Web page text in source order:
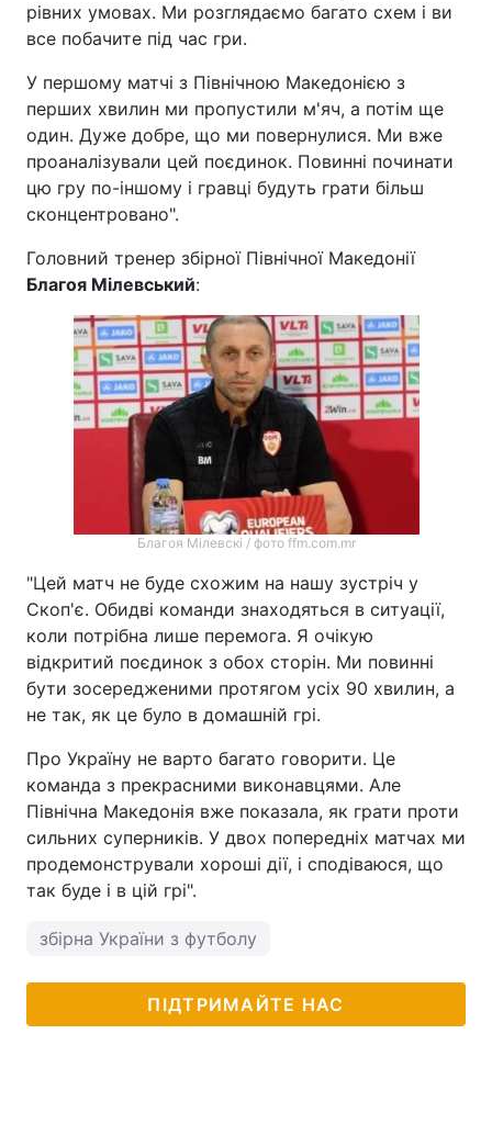
рівних умовах. Ми розглядаємо багато схем і ви
все побачите під час гри.
У першому матчі з Північною Македонією з
перших хвилин ми пропустили м'яч, а потім ще
один. Дуже добре, що ми повернулися. Ми вже
проаналізували цей поєдинок. Повинні починати
цю гру по-іншому і гравці будуть грати більш
сконцентровано".
Головний тренер збірної Північної Македонії
Благоя Мілевський:
Благоя Мілевскі / фото ffm.com.mr
"Цей матч не буде схожим на нашу зустріч у
Скоп'є. Обидві команди знаходяться в ситуації,
коли потрібна лише перемога. Я очікую
відкритий поєдинок з обох сторін. Ми повинні
бути зосередженими протягом усіх 90 хвилин, а
не так, як це було в домашній грі.
Про Україну не варто багато говорити. Це
команда з прекрасними виконавцями. Але
Північна Македонія вже показала, як грати проти
сильних суперників. У двох попередніх матчах ми
продемонстрували хороші дії, і сподіваюся, що
так буде і в цій грі".
збірна України з футболу
ПІДТРИМАЙТЕ НАС